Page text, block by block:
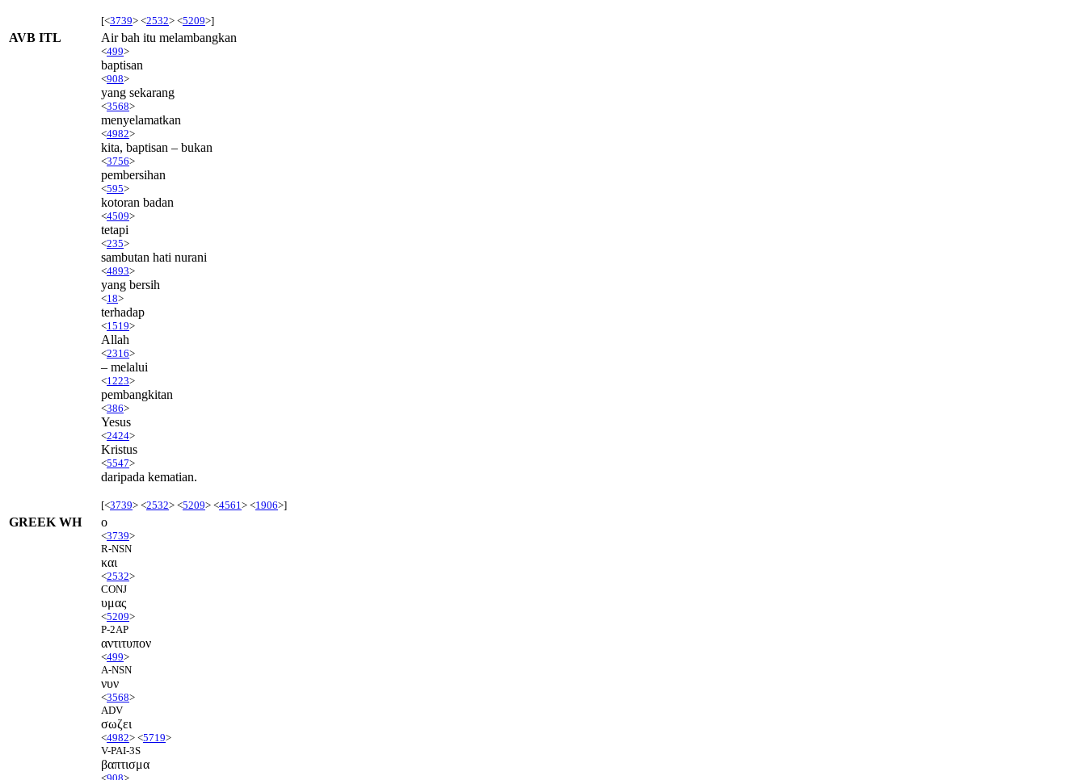
[<3739> <2532> <5209>]
AVB ITL Air bah itu melambangkan
<499>
baptisan
<908>
yang sekarang
<3568>
menyelamatkan
<4982>
kita, baptisan – bukan
<3756>
pembersihan
<595>
kotoran badan
<4509>
tetapi
<235>
sambutan hati nurani
<4893>
yang bersih
<18>
terhadap
<1519>
Allah
<2316>
– melalui
<1223>
pembangkitan
<386>
Yesus
<2424>
Kristus
<5547>
daripada kematian.
[<3739> <2532> <5209> <4561 > <1906>]
GREEK WH ο
<3739>
R-NSN
και
<2532>
CONJ
υμας
<5209>
P-2AP
αντιτυπον
<499>
A-NSN
νυν
<3568>
ADV
σωζει
<4982> <5719>
V-PAI-3S
βαπτισμα